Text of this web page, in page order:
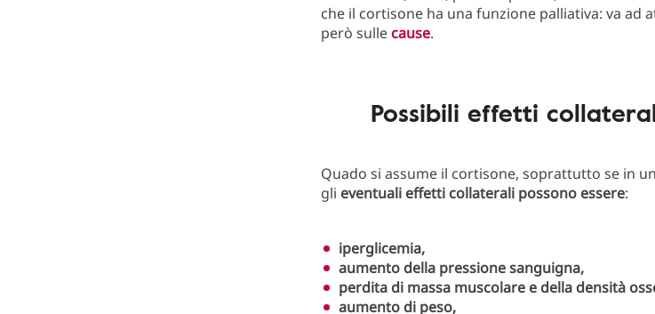
che il cortisone ha una funzione palliativa: va ad
però sullecause.
Possibili effetti
Quado si assume il cortisone, soprattutto se in
gli eventuali effetti collaterali possono essere:
iperglicemia,
aumento della pressione sanguigna,
perdita di massa muscolare e della densità
aumento di peso,